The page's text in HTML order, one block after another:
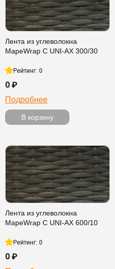
Лента из углеволокна
MapeWrap C UNI-AX 300/30
Рейтинг: 0
0 ₽
Подробнее
В корзину
Лента из углеволокна
MapeWrap C UNI-AX 600/10
Рейтинг: 0
0 ₽